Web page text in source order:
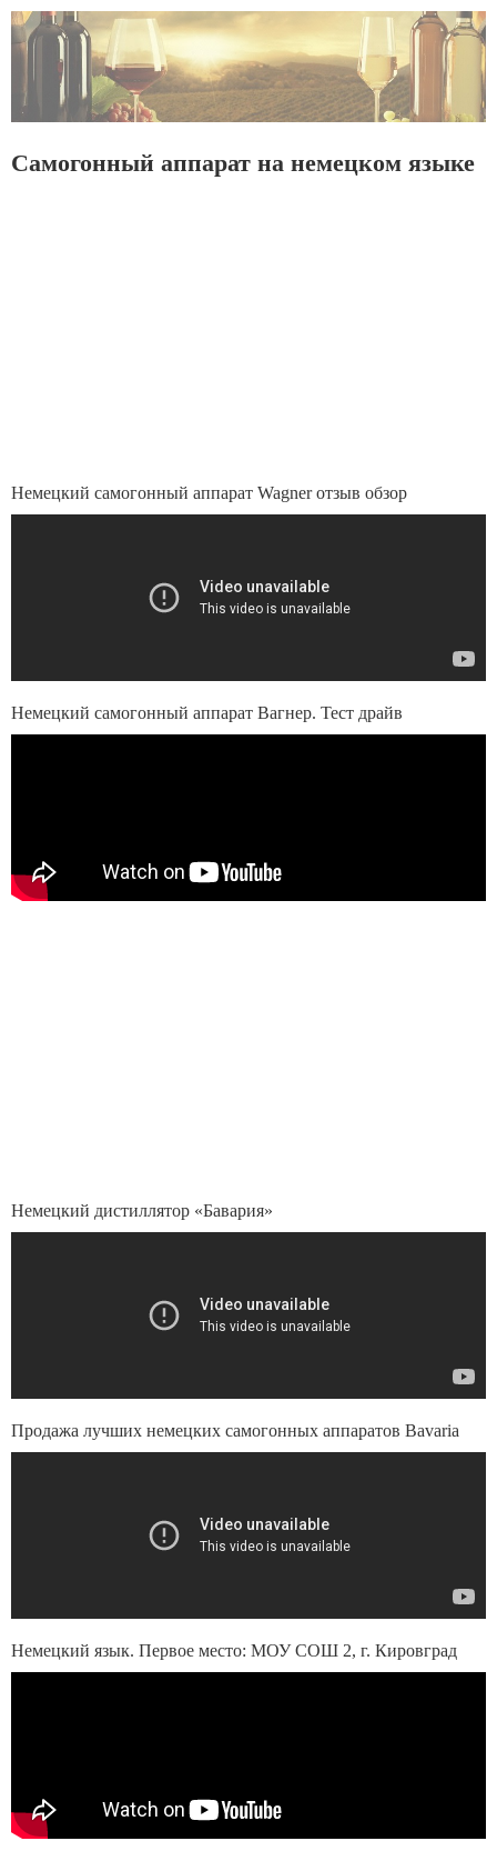
Самогонный аппарат на немецком языке
Немецкий самогонный аппарат Wagner отзыв обзор
Немецкий самогонный аппарат Вагнер. Тест драйв
Немецкий дистиллятор «Бавария»
Продажа лучших немецких самогонных аппаратов Bavaria
Немецкий язык. Первое место: МОУ СОШ 2, г. Кировград